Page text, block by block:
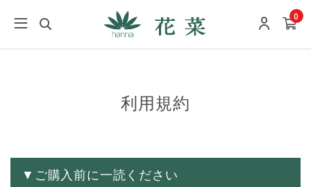
0
利用規約
▼ご購⼊前に⼀読ください